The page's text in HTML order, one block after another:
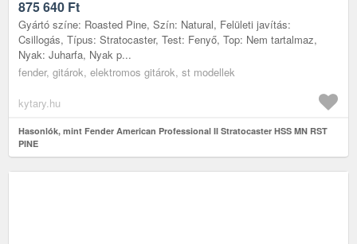
875 640 Ft
Gyártó színe: Roasted Pine, Szín: Natural, Felületi javítás:
Csillogás, Típus: Stratocaster, Test: Fenyő, Top: Nem tartalmaz,
Nyak: Juharfa, Nyak p...
fender, gitárok, elektromos gitárok, st modellek
kytary.hu
Hasonlók, mint Fender American Professional II Stratocaster HSS MN RST
PINE